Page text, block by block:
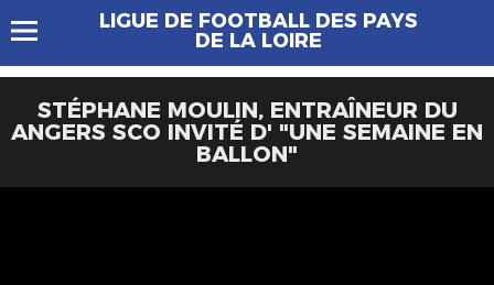
LIGUE DE FOOTBALL DES PAYS
DE LA LOIRE
STÉPHANE MOULIN, ENTRAÎNEUR DU
ANGERS SCO INVITÉ D' "UNE SEMAINE EN
BALLON"